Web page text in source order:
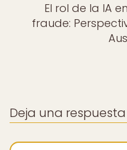
El rol de la IA
fraude:
Deja una respuesta